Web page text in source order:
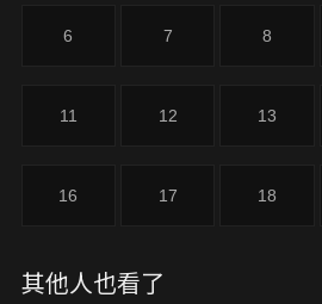
6 7 8
11 12 13
16 17 18
其他人也看了